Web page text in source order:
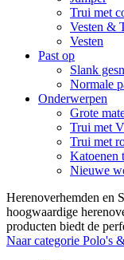
Trui met
Vesten &
Vesten
Past op
Slank
Normale
Onderwerpen
Grote
Trui met
Trui met
Katoenen
Nieuwe
Herenoverhemden en
hoogwaardige
producten biedt de
Naar categorie Polo's